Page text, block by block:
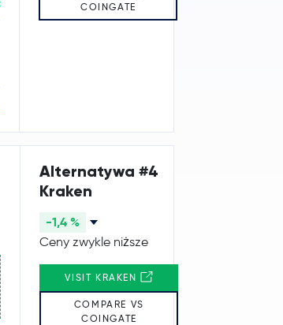
COINGATE
Alternatywa #4
Kraken
-1,4 %
Ceny zwykle niższe
VISIT KRAKEN
COMPARE VS
COINGATE